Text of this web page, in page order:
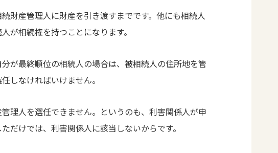
財産管理人に財産を引き渡すまでです。他にも相続人
が相続権を持つことになります。
が最終順位の相続人の場合は、被相続人の住所地を管
しなければいけません。
理人を選任できません。というのも、利害関係人が申
だけでは、利害関係人に該当しないからです。